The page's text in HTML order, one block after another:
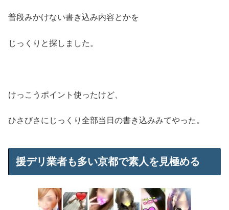
普段みかけない書き込み内容とかを
じっくりと探しました。
けっこうポイント使ったけど、
ひさびさにじっくり全部当日の書き込みみてやった。
援デリ業者も多い京都で素人を見極める